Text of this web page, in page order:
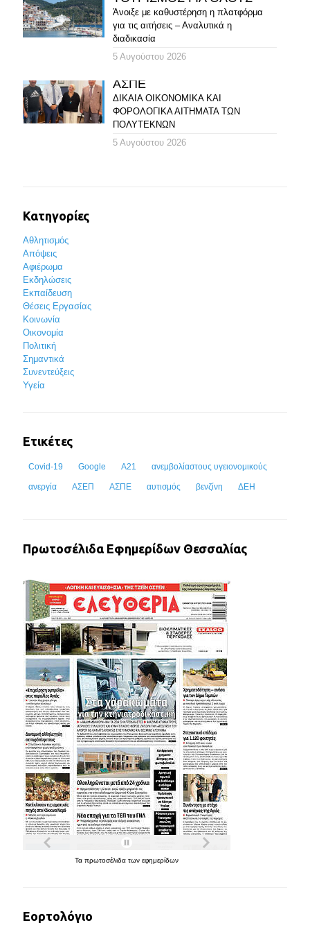
Άνοιξε με καθυστέρηση η πλατφόρμα
για τις αιτήσεις – Αναλυτικά η
διαδικασία
5 Αυγούστου 2026
ΑΣΠΕ
ΔΙΚΑΙΑ ΟΙΚΟΝΟΜΙΚΑ ΚΑΙ
ΦΟΡΟΛΟΓΙΚΑ ΑΙΤΗΜΑΤΑ ΤΩΝ
ΠΟΛΥΤΕΚΝΩΝ
5 Αυγούστου 2026
Κατηγορίες
Αθλητισμός
Απόψεις
Αφιέρωμα
Εκδηλώσεις
Εκπαίδευση
Θέσεις Εργασίας
Κοινωνία
Οικονομία
Πολιτική
Σημαντικά
Συνεντεύξεις
Υγεία
Ετικέτες
Covid-19 Google Α21 ανεμβολίαστους υγειονομικούς
ανεργία ΑΣΕΠ ΑΣΠΕ αυτισμός βενζίνη ΔΕΗ
Πρωτοσέλιδα Εφημερίδων Θεσσαλίας
Τα πρωτοσέλιδα των εφημερίδων
Εορτολόγιο